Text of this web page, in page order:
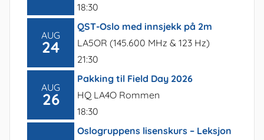
18:30
AUG
24
QST-Oslo med innsjekk på 2m
LA5OR (145.600 MHz & 123 Hz)
21:30
AUG
26
Pakking til Field Day 2026
HQ LA4O Rommen
18:30
Oslogruppens lisenskurs – Leksjon